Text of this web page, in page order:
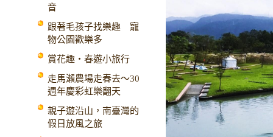
音
跟著毛孩子找樂趣 寵
物公園歡樂多
賞花趣‧春遊小旅行
走馬瀨農場走春去～30
週年慶彩虹樂翻天
親子遊沿山，南臺灣的
假日放風之旅